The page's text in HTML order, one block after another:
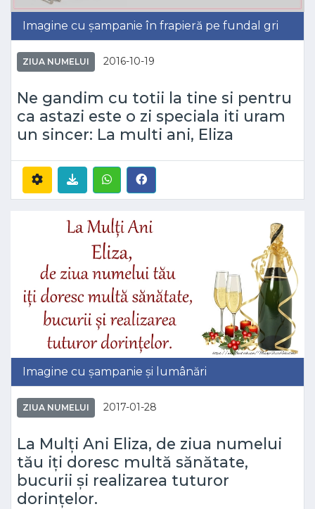
Imagine cu șampanie în frapieră pe fundal gri
ZIUA NUMELUI 2016-10-19
Ne gandim cu totii la tine si pentru
ca astazi este o zi speciala iti uram
un sincer: La multi ani, Eliza
Imagine cu șampanie și lumânări
ZIUA NUMELUI 2017-01-28
La Mulți Ani Eliza, de ziua numelui
tău iți doresc multă sănătate,
bucurii și realizarea tuturor
dorințelor.